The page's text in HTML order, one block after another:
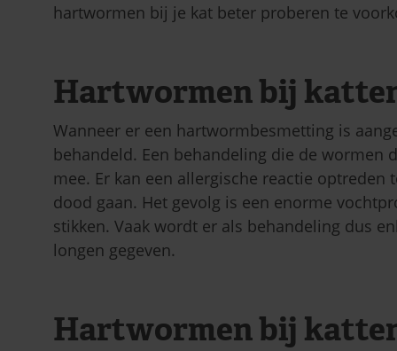
hartwormen bij je kat beter proberen te
Hartwormen bij
Wanneer er een hartwormbesmetting is
behandeld. Een behandeling die de wormen
mee. Er kan een allergische reactie
dood gaan. Het gevolg is een enorme
stikken. Vaak wordt er als behandeling dus
longen gegeven.
Hartwormen bij